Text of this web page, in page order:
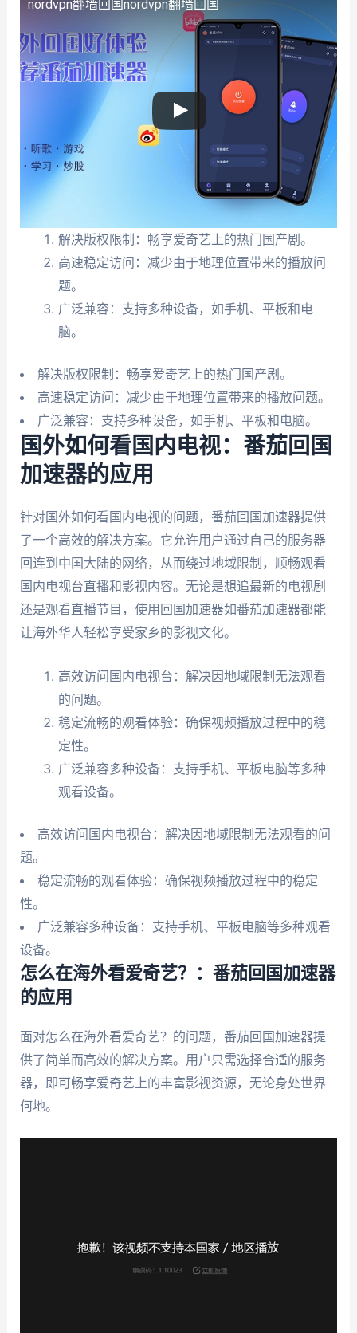
nordvpn翻墙回国nordvpn翻墙回国
解决版权限制：畅享爱奇艺上的热门国产剧。
高速稳定访问：减少由于地理位置带来的播放问
题。
广泛兼容：支持多种设备，如手机、平板和电
脑。
解决版权限制：畅享爱奇艺上的热门国产剧。
高速稳定访问：减少由于地理位置带来的播放问题。
广泛兼容：支持多种设备，如手机、平板和电脑。
国外如何看国内电视：番茄回国
加速器的应用
针对国外如何看国内电视的问题，番茄回国加速器提供
了一个高效的解决方案。它允许用户通过自己的服务器
回连到中国大陆的网络，从而绕过地域限制，顺畅观看
国内电视台直播和影视内容。无论是想追最新的电视剧
还是观看直播节目，使用回国加速器如番茄加速器都能
让海外华人轻松享受家乡的影视文化。
高效访问国内电视台：解决因地域限制无法观看
的问题。
稳定流畅的观看体验：确保视频播放过程中的稳
定性。
广泛兼容多种设备：支持手机、平板电脑等多种
观看设备。
高效访问国内电视台：解决因地域限制无法观看的问
题。
稳定流畅的观看体验：确保视频播放过程中的稳定
性。
广泛兼容多种设备：支持手机、平板电脑等多种观看
设备。
怎么在海外看爱奇艺？：番茄回国加速器
的应用
面对怎么在海外看爱奇艺？的问题，番茄回国加速器提
供了简单而高效的解决方案。用户只需选择合适的服务
器，即可畅享爱奇艺上的丰富影视资源，无论身处世界
何地。